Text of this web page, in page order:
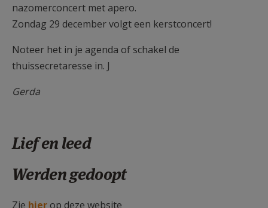
nazomerconcert met apero.
Zondag 29 december volgt een kerstconcert!
Noteer het in je agenda of schakel de
thuissecretaresse in. J
Gerda
Lief en leed
Werden gedoopt
Zie hierop deze website